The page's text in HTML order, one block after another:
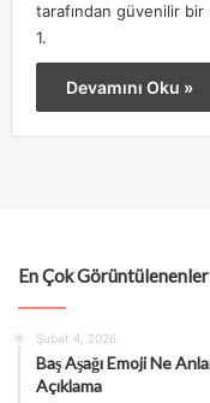
tarafından güvenilir bir
1.
Devamını Oku »
En Çok Görüntülenenler
Şubat 4, 2026
Baş Aşağı Emoji Ne
Açıklama